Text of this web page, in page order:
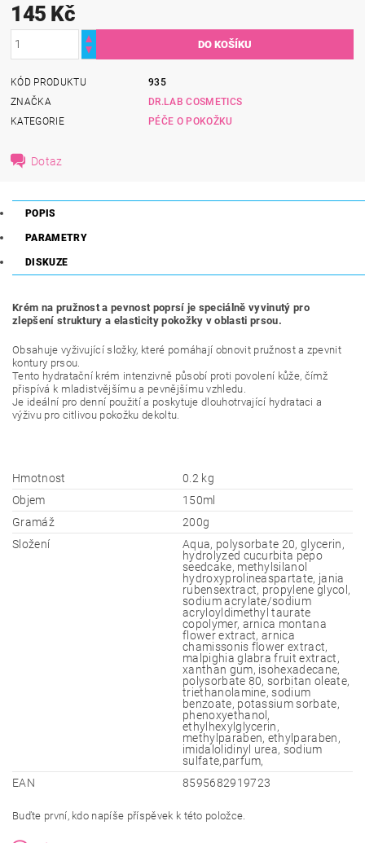
145 Kč
KÓD PRODUKTU
935
ZNAČKA
DR.LAB COSMETICS
KATEGORIE
PÉČE O POKOŽKU
Dotaz
POPIS
PARAMETRY
DISKUZE
Krém na pružnost a pevnost poprsí je speciálně vyvinutý pro
zlepšení struktury a elasticity pokožky v oblasti prsou.
Obsahuje vyživující složky, které pomáhají obnovit pružnost a zpevnit
kontury prsou.
Tento hydratační krém intenzivně působí proti povolení kůže, čímž
přispívá k mladistvějšímu a pevnějšímu vzhledu.
Je ideální pro denní použití a poskytuje dlouhotrvající hydrataci a
výživu pro citlivou pokožku dekoltu.
Hmotnost
0.2 kg
Objem
150ml
Gramáž
200g
Složení
Aqua, polysorbate 20, glycerin,
hydrolyzed cucurbita pepo
seedcake, methylsilanol
hydroxyprolineaspartate, jania
rubensextract, propylene glycol,
sodium acrylate/sodium
acryloyldimethyl taurate
copolymer, arnica montana
flower extract, arnica
chamissonis flower extract,
malpighia glabra fruit extract,
xanthan gum, isohexadecane,
polysorbate 80, sorbitan oleate,
triethanolamine, sodium
benzoate, potassium sorbate,
phenoxyethanol,
ethylhexylglycerin,
methylparaben, ethylparaben,
imidalolidinyl urea, sodium
sulfate,parfum,
EAN
8595682919723
Buďte první, kdo napíše příspěvek k této položce.